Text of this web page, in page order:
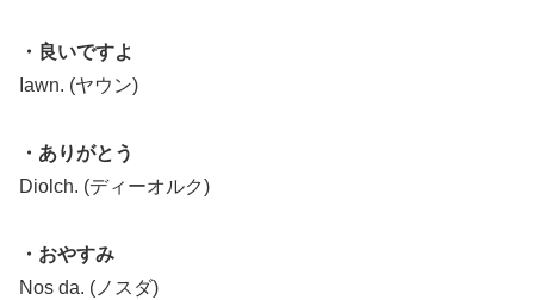
・良いですよ
Iawn. (ヤウン)
・ありがとう
Diolch. (ディーオルク)
・おやすみ
Nos da. (ノスダ)